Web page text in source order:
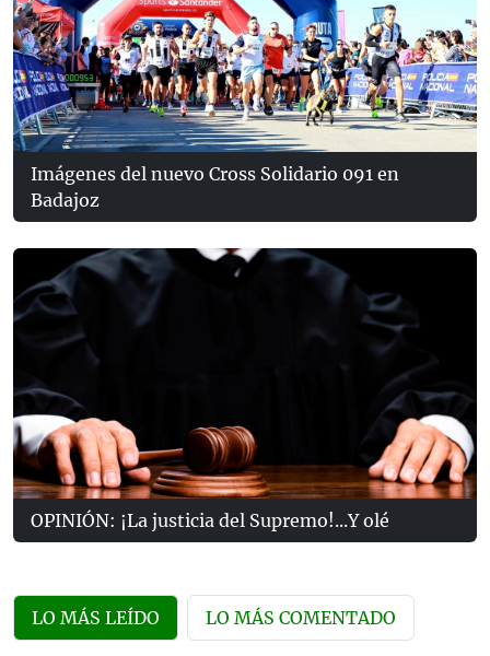
Imágenes del nuevo Cross Solidario 091 en
Badajoz
OPINIÓN: ¡La justicia del Supremo!...Y olé
LO MÁS LEÍDO LO MÁS COMENTADO